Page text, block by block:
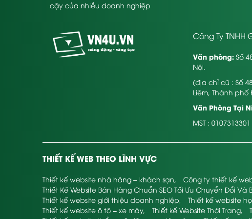
cậy của nhiều doanh nghiệp
Công Ty TNHH
Văn phòng:Số
Nội.
(địa chỉ cũ : Số
Liêm, Thành phố
Văn Phòng Tại
MST : 0107313301
THIẾT KẾ WEB THEO LĨNH VỰC
Thiết kế website nhà hàng – khách sạn, Công ty thiết kế
Thiết Kế Website Bán Hàng Chuẩn SEO Tối Ưu Chuyển Đổi Và
Thiết kế website giới thiệu doanh nghiệp, Thiết kế website
Thiết kế website ô tô – xe máy, Thiết kế Website Thời Trang,